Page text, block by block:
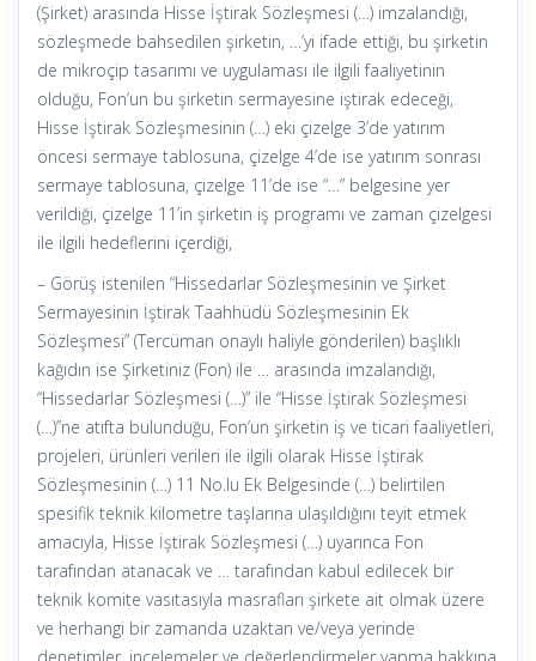
(Şirket) arasında Hisse İştirak Sözleşmesi (…) imzalandığı,
sözleşmede bahsedilen şirketin, …’yi ifade ettiği, bu şirketin
de mikroçip tasarımı ve uygulaması ile ilgili faaliyetinin
olduğu, Fon’un bu şirketin sermayesine iştirak edeceği,
Hisse İştirak Sözleşmesinin (…) eki çizelge 3’de yatırım
öncesi sermaye tablosuna, çizelge 4’de ise yatırım sonrası
sermaye tablosuna, çizelge 11’de ise “…” belgesine yer
verildiği, çizelge 11’in şirketin iş programı ve zaman çizelgesi
ile ilgili hedeflerini içerdiği,
– Görüş istenilen “Hissedarlar Sözleşmesinin ve Şirket
Sermayesinin İştirak Taahhüdü Sözleşmesinin Ek
Sözleşmesi” (Tercüman onaylı haliyle gönderilen) başlıklı
kağıdın ise Şirketiniz (Fon) ile … arasında imzalandığı,
“Hissedarlar Sözleşmesi (…)” ile “Hisse İştirak Sözleşmesi
(…)”ne atıfta bulunduğu, Fon’un şirketin iş ve ticari faaliyetleri,
projeleri, ürünleri verileri ile ilgili olarak Hisse İştirak
Sözleşmesinin (…) 11 No.lu Ek Belgesinde (…) belirtilen
spesifik teknik kilometre taşlarına ulaşıldığını teyit etmek
amacıyla, Hisse İştirak Sözleşmesi (…) uyarınca Fon
tarafından atanacak ve … tarafından kabul edilecek bir
teknik komite vasıtasıyla masrafları şirkete ait olmak üzere
ve herhangi bir zamanda uzaktan ve/veya yerinde